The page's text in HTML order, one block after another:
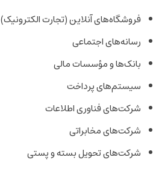
فروشگاه‌های آنلاین (تجارت الکترونیک)
رسانه‌های اجتماعی
بانک‌ها و مؤسسات مالی
سیستم‌های پرداخت
شرکت‌های فناوری اطلاعات
شرکت‌های مخابراتی
شرکت‌های تحویل بسته و پستی